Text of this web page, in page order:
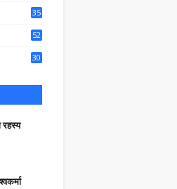
35
52
30
रहस्य